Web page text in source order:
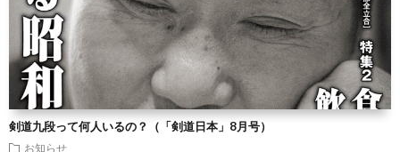
剣道九段って何人いるの？（「剣道日本」8月号）
お知らせ